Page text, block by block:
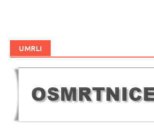
UMRLI